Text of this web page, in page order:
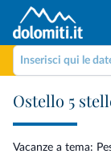
Inserisci qui le
Ostello 5
Vacanze a tema: